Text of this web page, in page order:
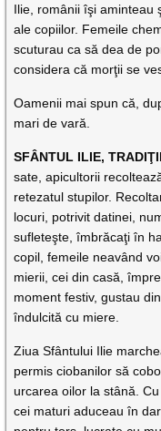
Ilie, românii îşi aminteau
ale copiilor. Femeile
scuturau ca să dea de
considera că morţii se
Oamenii mai spun că,
mari de vară.
SFÂNTUL ILIE,
sate, apicultorii
retezatul stupilor.
locuri, potrivit datinei,
sufleteşte, îmbrăcaţi în
copil, femeile neavând
mierii, cei din casă,
moment festiv, gustau
îndulcită cu miere.
Ziua Sfântului Ilie
permis ciobanilor să
urcarea oilor la stână.
cei maturi aduceau în